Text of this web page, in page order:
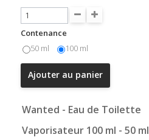
Contenance
50 ml
100 ml
Ajouter au panier
Wanted - Eau de Toilette
Vaporisateur 100 ml - 50 ml